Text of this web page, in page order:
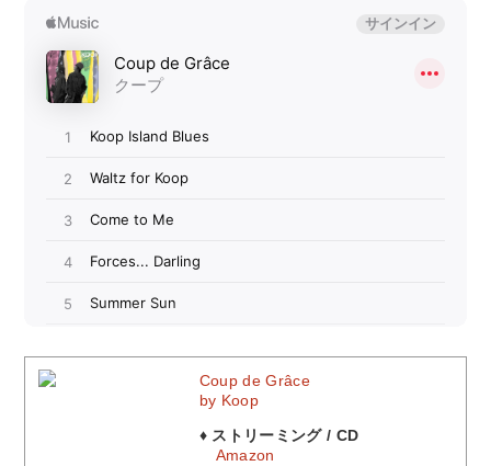
Coup de Grâce
by Koop
♦ ストリーミング / CD
Amazon